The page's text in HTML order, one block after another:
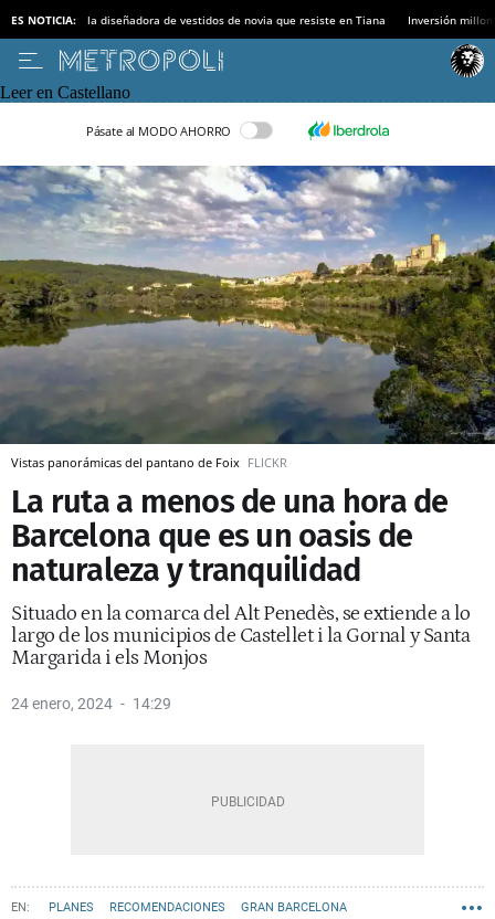
ES NOTICIA: la diseñadora de vestidos de novia que resiste en Tiana Inversión
Leer en Castellano
Pásate al MODO AHORRO
Vistas panorámicas del pantano de Foix FLICKR
La ruta a menos de una hora de
Barcelona que es un oasis de
naturaleza y tranquilidad
Situado en la comarca del Alt Penedès, se extiende a lo
largo de los municipios de Castellet i la Gornal y Santa
Margarida i els Monjos
24 enero, 2024 14:29
PLANES RECOMENDACIONES GRAN BARCELONA